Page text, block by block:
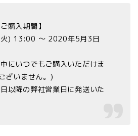
購入期間】
) 13:00 ～ 2020年5月3日
にいつでもご購入いただけま
ざいません。)
以降の弊社営業日に発送いた